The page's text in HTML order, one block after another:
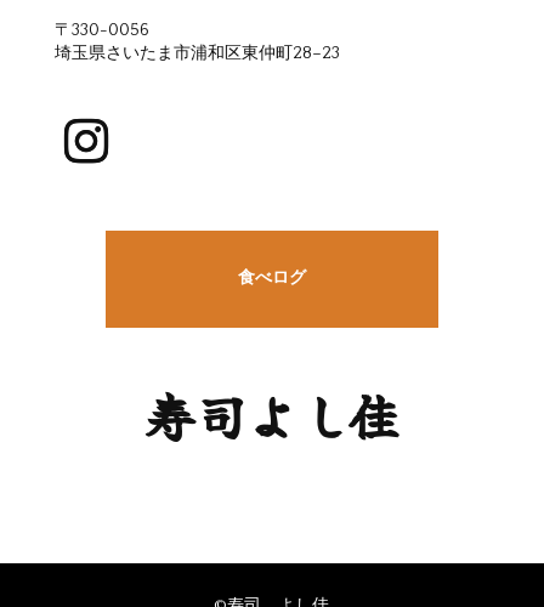
〒330-0056
埼玉県さいたま市浦和区東仲町28−23
食べログ
寿司よし佳